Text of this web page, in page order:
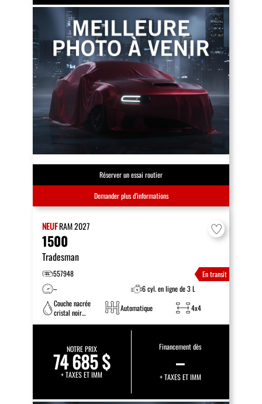
Réserver un essai routier
Demander plus d’informations
NEUFRAM2027
1500
Tradesman
557948
En transit
–
6 cyl. en ligne de 3 L
Couche nacrée
cristal noir
Automatique 4x4
NOTRE PRIX
74 685 $
+ TAXES ET IMM
Financement dès
–
+ TAXES ET IMM